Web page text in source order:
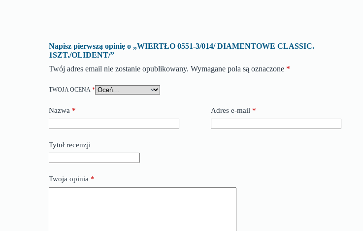
Napisz pierwszą opinię o „WIERTŁO 0551-3/014/ DIAMENTOWE CLASSIC.
1SZT./OLIDENT/”
Twój adres email nie zostanie opublikowany. Wymagane pola są oznaczone *
TWOJA OCENA *
Nazwa * Adres e-mail *
Tytuł recenzji
Twoja opinia *